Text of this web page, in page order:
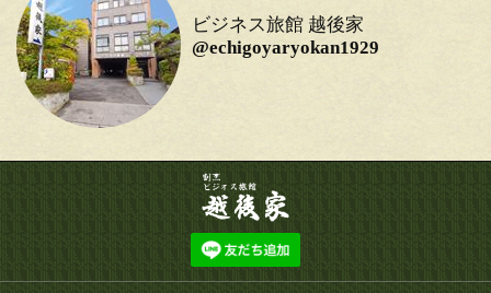
ビジネス旅館 越後家
@echigoyaryokan1929